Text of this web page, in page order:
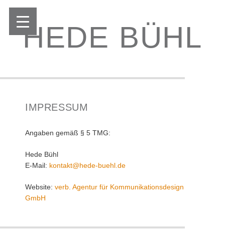
HEDE BÜHL
IMPRESSUM
Angaben gemäß § 5 TMG:
Hede Bühl
E-Mail: kontakt@hede-buehl.de
Website: verb. Agentur für Kommunikationsdesign
GmbH